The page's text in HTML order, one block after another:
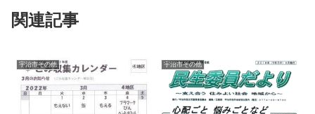
関連記事
宇治市その他 宇治市その他